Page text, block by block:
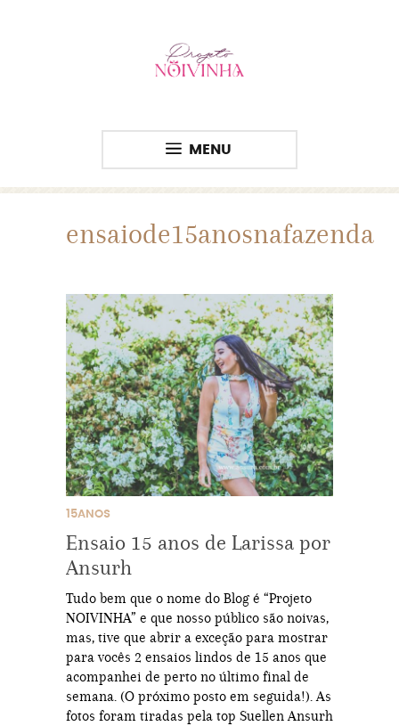
MENU
ensaiode15anosnafazenda
15ANOS
Ensaio 15 anos de Larissa por
Ansurh
Tudo bem que o nome do Blog é “Projeto
NOIVINHA” e que nosso público são noivas,
mas, tive que abrir a exceção para mostrar
para vocês 2 ensaios lindos de 15 anos que
acompanhei de perto no último final de
semana. (O próximo posto em seguida!). As
fotos foram tiradas pela top Suellen Ansurh